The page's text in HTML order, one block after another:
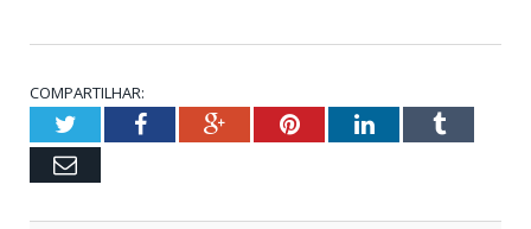
COMPARTILHAR:
TwitterFacebookGoogle+PinterestLinkedInTumblr
Email